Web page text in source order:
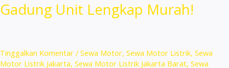
Harga
Gadung Unit Lengkap Murah!
Tinggalkan Komentar / Sewa Motor, Sewa Motor Listrik, Sewa
Motor Listrik Jakarta, Sewa Motor Listrik Jakarta Barat, Sewa